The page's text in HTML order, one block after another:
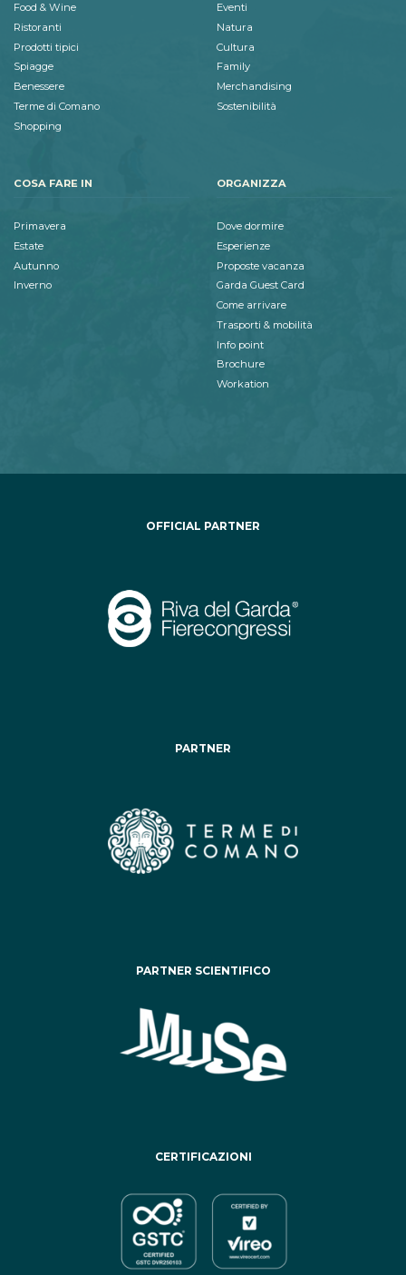
Food & Wine
Ristoranti
Prodotti tipici
Spiagge
Benessere
Terme di Comano
Shopping
Eventi
Natura
Cultura
Family
Merchandising
Sostenibilità
COSA FARE IN
Primavera
Estate
Autunno
Inverno
ORGANIZZA
Dove dormire
Esperienze
Proposte vacanza
Garda Guest Card
Come arrivare
Trasporti & mobilità
Info point
Brochure
Workation
OFFICIAL PARTNER
PARTNER
PARTNER SCIENTIFICO
CERTIFICAZIONI